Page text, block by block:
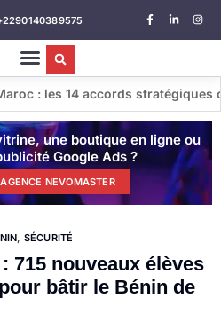
stratégiques conclus lors de la
une boutique en ligne ou
Google Ads ?
NEVOMASTER
SÉCURITÉ
715 nouveaux élèves
bâtir le Bénin de